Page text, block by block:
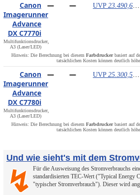
Canon
Imagerunner
Advance
DX C7770i
Multifunktionsdrucker,
A3 (Laser/LED)
— — UVP 23.490,60 €
Hinweis: Die Berechnung bei diesem Farbdruckerbasiert auf
tatsächlichen Kosten können deutlich
Canon
Imagerunner
Advance
DX C7780i
Multifunktionsdrucker,
A3 (Laser/LED)
— — UVP 25.300,59 €
Hinweis: Die Berechnung bei diesem Farbdruckerbasiert auf
tatsächlichen Kosten können deutlich
Und wie sieht's mit dem
↯
Für die Ausweisung des Stromverbrauchs
standardisierten TEC-Wert ("Typical Energy
"typischer Stromverbrauch"). Dieser wird